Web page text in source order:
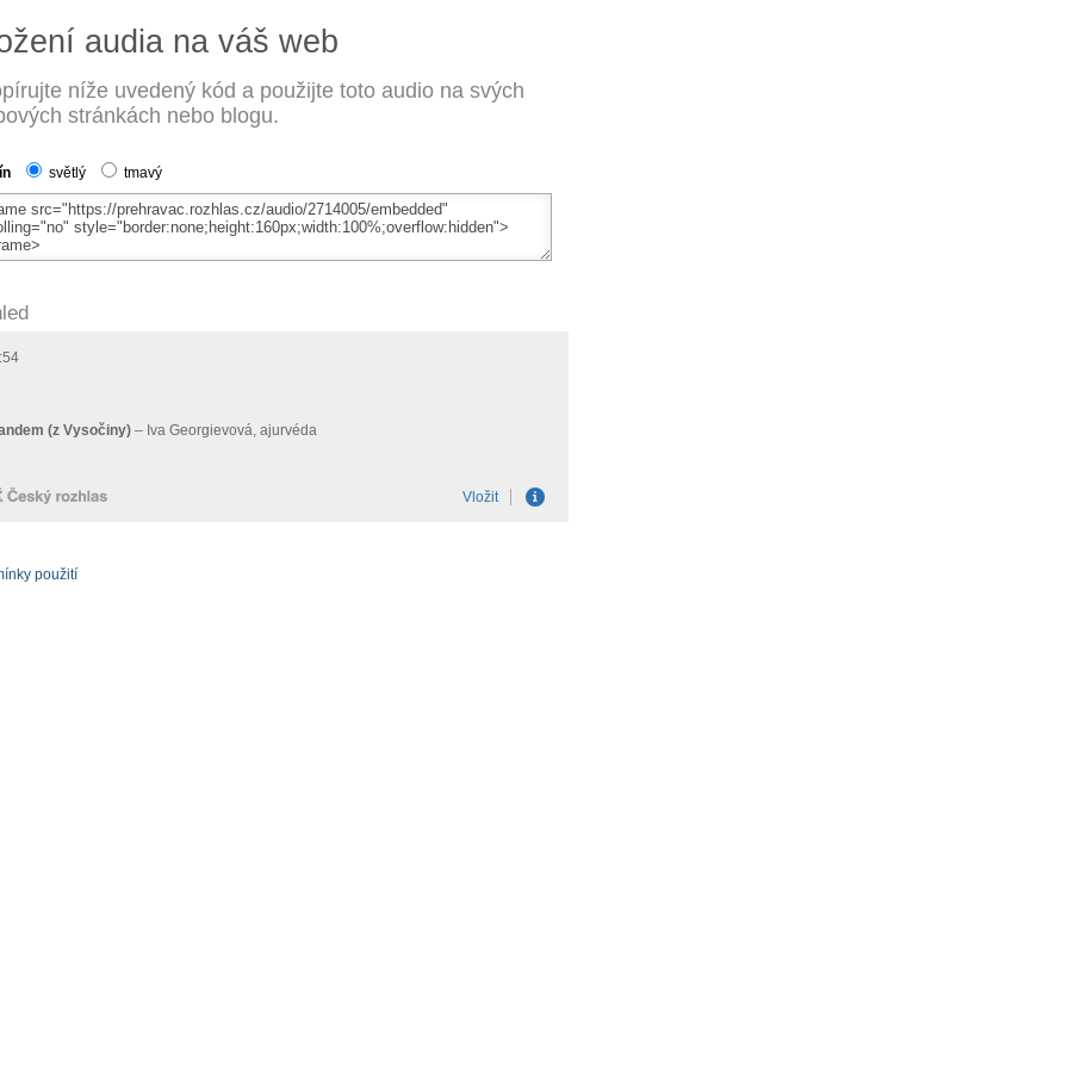
audia na váš web
níže uvedený kód a použijte toto audio na svých
stránkách nebo blogu.
světlý tmavý
použití